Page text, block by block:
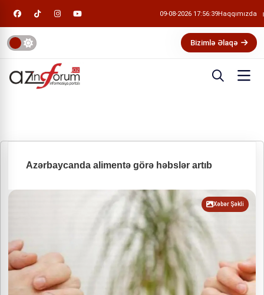
09-08-2026 17:56:40Haqqımızda
Bizimlə Əlaqə
Azərbaycanda alimentə görə həbslər artıb
Xəbər Şəkli